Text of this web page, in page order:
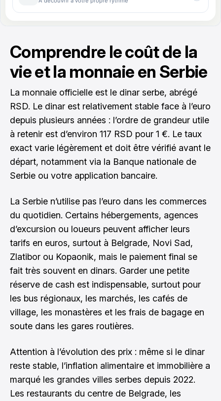
Comprendre le coût de la
vie et la monnaie en Serbie
La monnaie officielle est le dinar serbe, abrégé
RSD. Le dinar est relativement stable face à l’euro
depuis plusieurs années : l’ordre de grandeur utile
à retenir est d’environ 117 RSD pour 1 €. Le taux
exact varie légèrement et doit être vérifié avant le
départ, notamment via la Banque nationale de
Serbie ou votre application bancaire.
La Serbie n’utilise pas l’euro dans les commerces
du quotidien. Certains hébergements, agences
d’excursion ou loueurs peuvent afficher leurs
tarifs en euros, surtout à Belgrade, Novi Sad,
Zlatibor ou Kopaonik, mais le paiement final se
fait très souvent en dinars. Garder une petite
réserve de cash est indispensable, surtout pour
les bus régionaux, les marchés, les cafés de
village, les monastères et les frais de bagage en
soute dans les gares routières.
Attention à l’évolution des prix : même si le dinar
reste stable, l’inflation alimentaire et immobilière a
marqué les grandes villes serbes depuis 2022.
Les restaurants du centre de Belgrade, les